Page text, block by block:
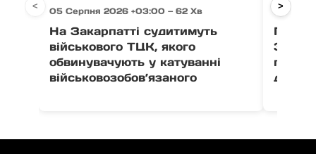
05 Серпня 2026 +03:00 — 62 Хв
На Закарпатті судитимуть
військового ТЦК, якого
обвинувачують у катуванні
військовозобов’язаного
05
Після
< >